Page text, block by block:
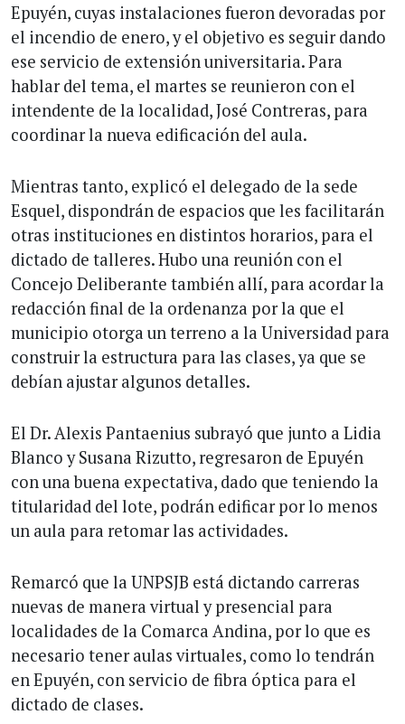
Epuyén, cuyas instalaciones fueron devoradas por
el incendio de enero, y el objetivo es seguir dando
ese servicio de extensión universitaria. Para
hablar del tema, el martes se reunieron con el
intendente de la localidad, José Contreras, para
coordinar la nueva edificación del aula.
Mientras tanto, explicó el delegado de la sede
Esquel, dispondrán de espacios que les facilitarán
otras instituciones en distintos horarios, para el
dictado de talleres. Hubo una reunión con el
Concejo Deliberante también allí, para acordar la
redacción final de la ordenanza por la que el
municipio otorga un terreno a la Universidad para
construir la estructura para las clases, ya que se
debían ajustar algunos detalles.
El Dr. Alexis Pantaenius subrayó que junto a Lidia
Blanco y Susana Rizutto, regresaron de Epuyén
con una buena expectativa, dado que teniendo la
titularidad del lote, podrán edificar por lo menos
un aula para retomar las actividades.
Remarcó que la UNPSJB está dictando carreras
nuevas de manera virtual y presencial para
localidades de la Comarca Andina, por lo que es
necesario tener aulas virtuales, como lo tendrán
en Epuyén, con servicio de fibra óptica para el
dictado de clases.